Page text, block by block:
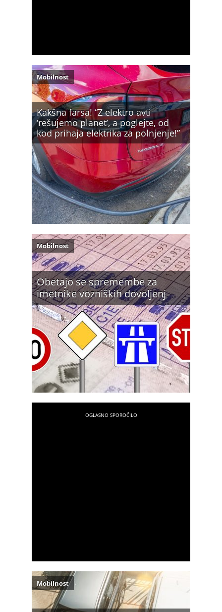
Kakšna farsa! “Z elektro avti
‘rešujemo planet’, a poglejte, od
kod prihaja elektrika za polnjenje!”
Mobilnost
Obetajo se spremembe za
imetnike vozniških dovoljenj
Mobilnost
Mobilnost